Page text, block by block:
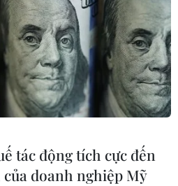
độc bản siêu xa xỉ hơn
Nam
xa xỉ đình đám của thương
được giới thiệu ở nhiều nước,
tác động tích cực đến
doanh nghiệp Mỹ